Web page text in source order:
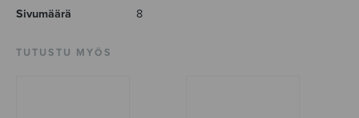
Sivumäärä 8
TUTUSTU MYÖS